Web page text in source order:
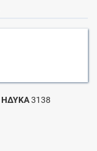
ΗΔΥΚΑ3138